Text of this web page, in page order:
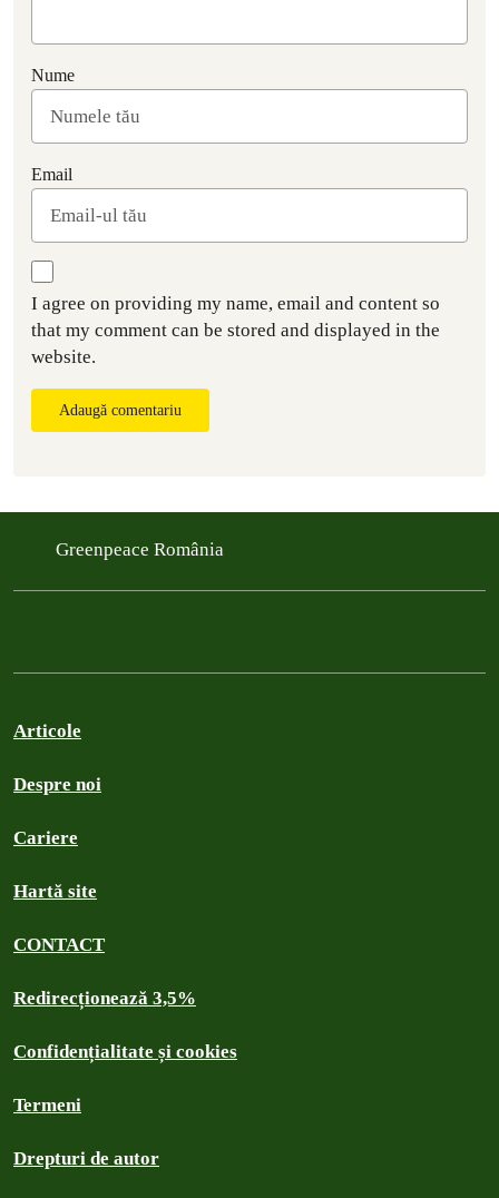
Nume
Email
I agree on providing my name, email and content so
that my comment can be stored and displayed in the
website.
Adaugă comentariu
Greenpeace România
Articole
Despre noi
Cariere
Hartă site
CONTACT
Redirecționează 3,5%
Confidențialitate și cookies
Termeni
Drepturi de autor